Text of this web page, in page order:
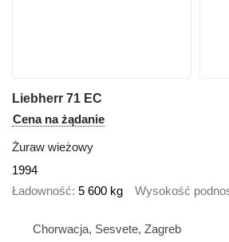
Liebherr 71 EC
Cena na żądanie
Żuraw wieżowy
1994
Ładowność 5 600 kg Wysokość
Chorwacja, Sesvete, Zagreb